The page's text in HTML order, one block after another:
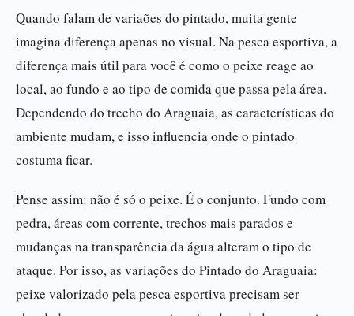
Quando falam de variaões do pintado, muita gente
imagina diferença apenas no visual. Na pesca esportiva, a
diferença mais útil para você é como o peixe reage ao
local, ao fundo e ao tipo de comida que passa pela área.
Dependendo do trecho do Araguaia, as características do
ambiente mudam, e isso influencia onde o pintado
costuma ficar.
Pense assim: não é só o peixe. É o conjunto. Fundo com
pedra, áreas com corrente, trechos mais parados e
mudanças na transparência da água alteram o tipo de
ataque. Por isso, as variações do Pintado do Araguaia:
peixe valorizado pela pesca esportiva precisam ser